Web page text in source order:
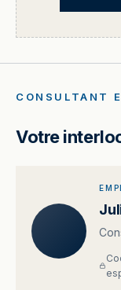
CONSULTANT
Votre